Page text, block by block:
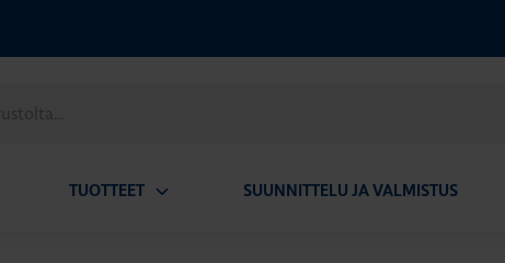
TUOTTEET SUUNNITTELU JA VALMISTUS